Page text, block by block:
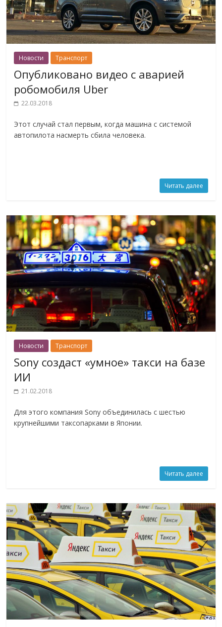
Новости Транспорт
Опубликовано видео с аварией
робомобиля Uber
22.03.2018
Этот случай стал первым, когда машина с системой
автопилота насмерть сбила человека.
Читать далее
Новости Транспорт
Sony создаст «умное» такси на базе
ИИ
21.02.2018
Для этого компания Sony объединилась с шестью
крупнейшими таксопарками в Японии.
Читать далее